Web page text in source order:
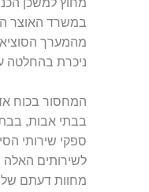
במשרד האוצר
מהמערך
ניכרת בהחלטה
המחסור בכוח
בבתי אבות,
ספקי שירותי
לשירותים האלה
מחוות דעתם של